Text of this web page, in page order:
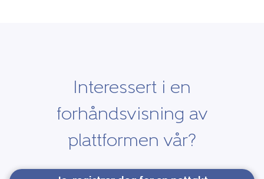
Interessert i en
forhåndsvisning av
plattformen vår?